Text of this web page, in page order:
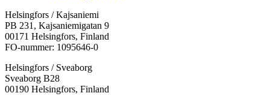
Helsingfors / Kajsaniemi
PB 231, Kajsaniemigatan 9
00171 Helsingfors, Finland
FO-nummer: 1095646-0
Helsingfors / Sveaborg
Sveaborg B28
00190 Helsingfors, Finland